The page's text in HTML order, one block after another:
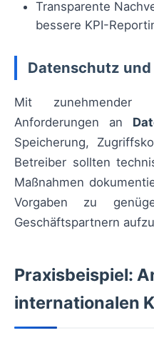
Transparente
bessere KPI-
Datenschutz
Mit zunehmender
Anforderungen an
Speicherung,
Betreiber sollten
Maßnahmen
Vorgaben zu
Geschäftspartnern
Praxisbeispiel:
internationalen